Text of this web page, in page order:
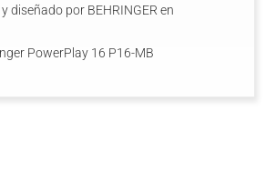
diseñado por BEHRINGER en
PowerPlay 16 P16-MB